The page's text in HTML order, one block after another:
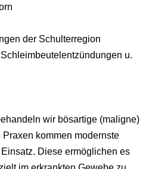
der Schulterregion
u.
wir bösartige (maligne)
kommen modernste
Diese ermöglichen es